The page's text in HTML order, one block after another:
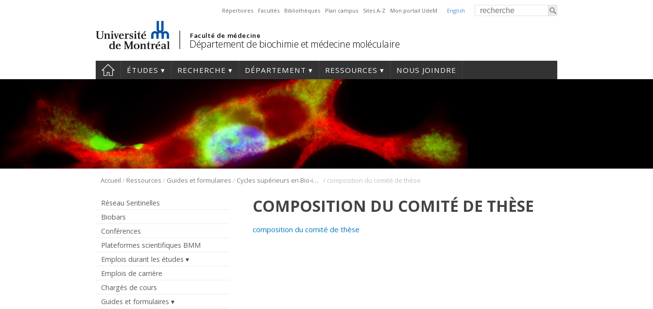
English
Répertoires Facultés Bibliothèques Plan campus Sites A-Z Mon portail UdeM
Faculté de médecine
Département de biochimie et médecine moléculaire
ÉTUDES RECHERCHE DÉPARTEMENT RESSOURCES NOUS JOINDRE
Accueil / Ressources / Guides et formulaires / Cycles supérieurs en Bio-informatique / composition du comité de thèse
Réseau Sentinelles
Biobars
Conférences
Plateformes scientifiques BMM
Emplois durant les études
Emplois de carrière
Chargés de cours
Guides et formulaires
COMPOSITION DU COMITÉ DE THÈSE
composition du comité de thèse